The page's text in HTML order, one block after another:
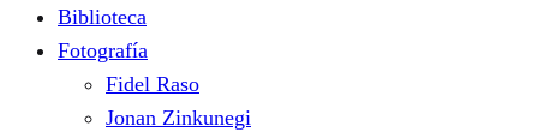
Biblioteca
Fotografía
Fidel Raso
Jonan Zinkunegi